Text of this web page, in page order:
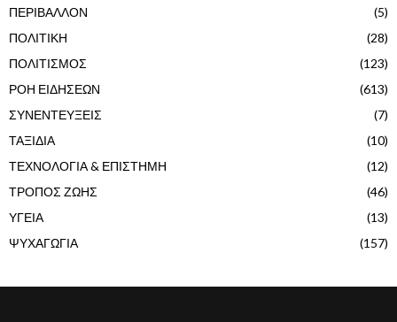
ΠΕΡΙΒΑΛΛΟΝ
(5)
ΠΟΛΙΤΙΚΗ
(28)
ΠΟΛΙΤΙΣΜΟΣ
(123)
ΡΟΗ ΕΙΔΗΣΕΩΝ
(613)
ΣΥΝΕΝΤΕΥΞΕΙΣ
(7)
ΤΑΞΙΔΙΑ
(10)
ΤΕΧΝΟΛΟΓΙΑ & ΕΠΙΣΤΗΜΗ
(12)
ΤΡΟΠΟΣ ΖΩΗΣ
(46)
ΥΓΕΙΑ
(13)
ΨΥΧΑΓΩΓΙΑ
(157)